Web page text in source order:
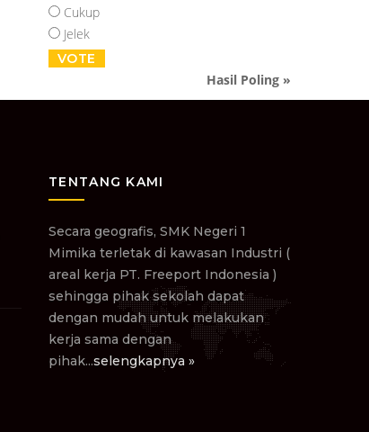
Cukup
Jelek
Hasil Poling »
TENTANG KAMI
Secara geografis, SMK Negeri 1
Mimika terletak di kawasan Industri (
areal kerja PT. Freeport Indonesia )
sehingga pihak sekolah dapat
dengan mudah untuk melakukan
kerja sama dengan
pihak...selengkapnya »